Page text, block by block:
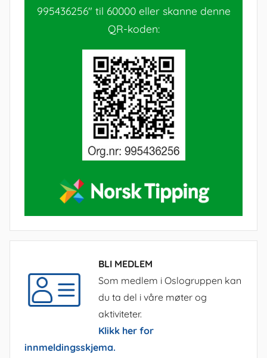
995436256" til 60000 eller skanne denne
QR-koden:
BLI MEDLEM
Som medlem i Oslogruppen kan
du ta del i våre møter og
aktiviteter.
Klikk her for
innmeldingsskjema.